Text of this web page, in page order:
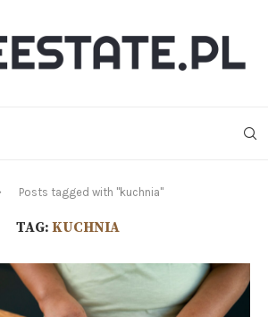
Posts tagged with "kuchnia"
TAG: KUCHNIA